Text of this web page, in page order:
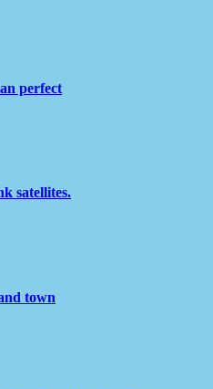
perfect
satellites.
town